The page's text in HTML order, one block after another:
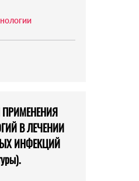
ПРИМЕНЕНИЯ
В ЛЕЧЕНИИ
ИНФЕКЦИЙ